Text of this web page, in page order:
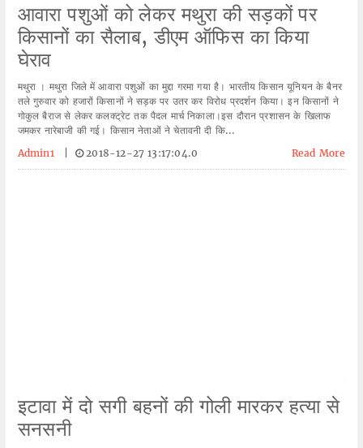
आवारा पशुओं को लेकर मथुरा की सड़कों पर
किसानों का सैलाब, डीएम ऑफिस का किया
घेराव
मथुरा । मथुरा जिले में आवारा पशुओं का मुद्दा गरमा गया है। भारतीय किसान यूनियन के बैनर
तले गुरुवार को हजारों किसानों ने सड़क पर उतर कर विरोध प्रदर्शन किया। इन किसानों ने
गोकुल बैराज से लेकर कलक्ट्रेट तक पैदल मार्च निकाला।इस दौरान प्रशासन के खिलाफ
जमकर नारेबाजी की गई। किसान नेताओं ने चेतावनी दी कि...
Admin1
2018-12-27 13:17:04.0 Read More
इटावा में दो सगी बहनों की गोली मारकर हत्या से
सनसनी